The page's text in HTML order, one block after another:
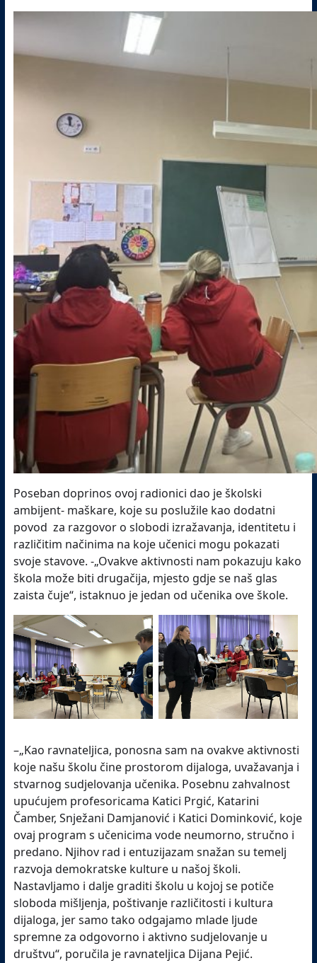
Poseban doprinos ovoj radionici dao je školski
ambijent- maškare, koje su poslužile kao dodatni
povod za razgovor o slobodi izražavanja, identitetu i
različitim načinima na koje učenici mogu pokazati
svoje stavove. -„Ovakve aktivnosti nam pokazuju kako
škola može biti drugačija, mjesto gdje se naš glas
zaista čuje“, istaknuo je jedan od učenika ove škole.
–„Kao ravnateljica, ponosna sam na ovakve aktivnosti
koje našu školu čine prostorom dijaloga, uvažavanja i
stvarnog sudjelovanja učenika. Posebnu zahvalnost
upućujem profesoricama Katici Prgić, Katarini
Čamber, Snježani Damjanović i Katici Dominković, koje
ovaj program s učenicima vode neumorno, stručno i
predano. Njihov rad i entuzijazam snažan su temelj
razvoja demokratske kulture u našoj školi.
Nastavljamo i dalje graditi školu u kojoj se potiče
sloboda mišljenja, poštivanje različitosti i kultura
dijaloga, jer samo tako odgajamo mlade ljude
spremne za odgovorno i aktivno sudjelovanje u
društvu“, poručila je ravnateljica Dijana Pejić.